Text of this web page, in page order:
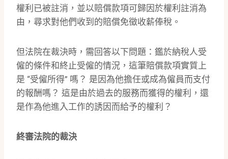
權利已被註消，並以賠償款項可歸因於權利註消為
由，尋求對他們收到的賠償免徵收薪俸稅。
但法院在裁決時，需回答以下問題：鑑於納稅人受
僱的條件和終止受僱的情況，這筆賠償款項實質上
是 “受僱所得” 嗎？ 是因為他擔任或成為僱員而支付
的報酬嗎？ 這是由於過去的服務而獲得的權利，還
是作為他進入工作的誘因而給予的權利？
終審法院的裁決